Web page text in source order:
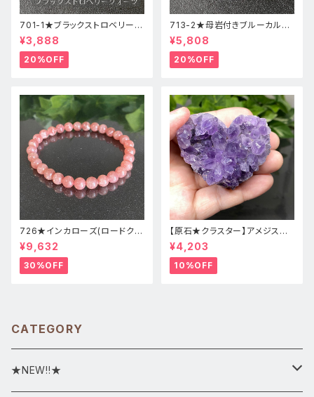
701-1★ブラックストロベリーク
ォーツ【高品質】天然石ブレスレ
ッパワーストーン
¥3,888
20%OFF
713-2★母岩付きブルーカルセ
ドニー【高品質】天然石ブレスレ
ットパワーストーン
¥5,808
20%OFF
726★インカローズ(ロードクロ
サイト)★天然石ブレスレット新
品
¥9,632
30%OFF
【原石★クラスター】アメジスト
★ハート形★cp-071天然石パ
ワーストーン★インテリア置物
¥4,203
10%OFF
CATEGORY
★NEW!!★